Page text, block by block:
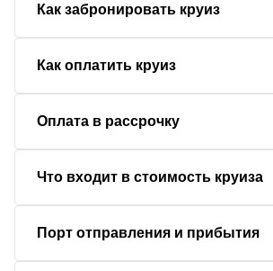
Как забронировать круиз
Как оплатить круиз
Оплата в рассрочку
Что входит в стоимость круиза
Порт отправления и прибытия